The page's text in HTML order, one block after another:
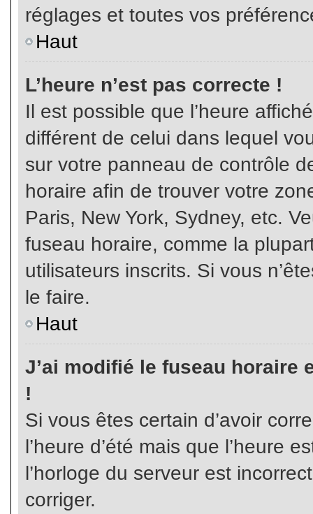
réglages et toutes vos
Haut
L’heure n’est pas correcte !
Il est possible que l’heure
différent de celui dans lequel
sur votre panneau de contrôle
horaire afin de trouver votre
Paris, New York, Sydney, etc.
fuseau horaire, comme la
utilisateurs inscrits. Si vous
le faire.
Haut
J’ai modifié le fuseau horaire
!
Si vous êtes certain d’avoir
l’heure d’été mais que l’heure
l’horloge du serveur est
corriger.